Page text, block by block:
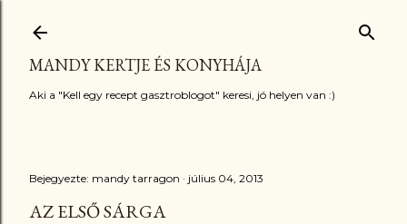
MANDY KERTJE ÉS KONYHÁJA
Aki a "Kell egy recept gasztroblogot" keresi, jó helyen van :)
Bejegyezte: mandy tarragon július 04, 2013
AZ ELSŐ SÁRGA